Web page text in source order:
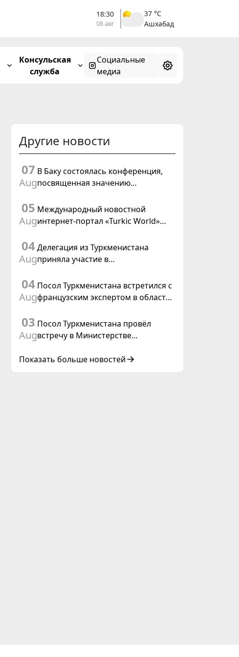
18:30
08 авг
37 °C
Ашхабад
Консульская
служба
Социальные
медиа
Другие новости
07
Aug
В Баку состоялась конференция,
посвященная значению
Маслахаты Туркменистана и
резолюции ООН «Год
05
Aug
Международный новостной
интернет-портал «Turkic World»
подготовки и проведения
заседания Халк Маслахаты
04
Aug
Делегация из Туркменистана
приняла участие в
цифровому коридору CAREC в
Исламабаде
04
Aug
Посол Туркменистана встретился с
французским экспертом в области
03
Aug
Посол Туркменистана провёл
встречу в Министерстве
Показать больше новостей